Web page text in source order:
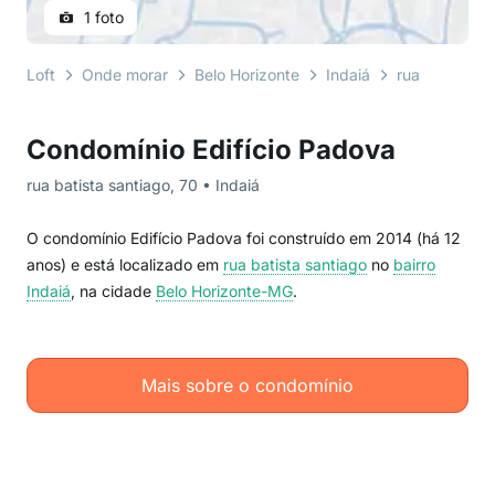
Condomínio Edifício Padova
rua batista santiago, 70 • Indaiá
O condomínio Edifício Padova foi construído em 2014 (há 12
anos) e está localizado em rua batista santiago no bairro
Indaiá, na cidade Belo Horizonte-MG.
Mais sobre o condomínio
1 foto
Loft Onde morar Belo Horizonte Indaiá rua batista